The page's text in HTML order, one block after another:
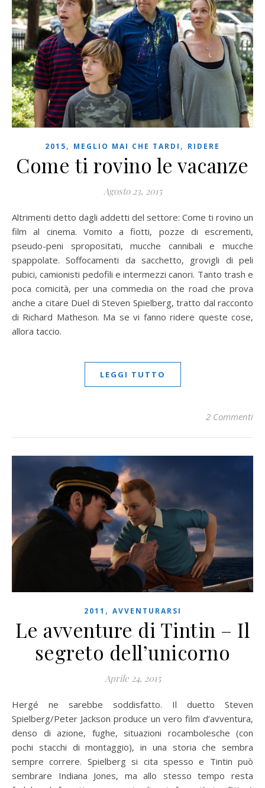
2015, MEGLIO MAI CHE TARDI , RIDERE
Come ti rovino le vacanze
Agosto 23, 2015
Altrimenti detto dagli addetti del settore: Come ti rovino un
film al cinema. Vomito a fiotti, pozze di escrementi,
pseudo-peni spropositati, mucche cannibali e mucche
spappolate. Soffocamenti da sacchetto, grovigli di peli
pubici, camionisti pedofili e intermezzi canori. Tanto trash e
poca comicità, per una commedia on the road che prova
anche a citare Duel di Steven Spielberg, tratto dal racconto
di Richard Matheson. Ma se vi fanno ridere queste cose,
allora taccio.
LEGGI TUTTO
2 Commenti
2011 , AVVENTURARSI
Le avventure di Tintin – Il
segreto dell’unicorno
Aprile 24, 2015
Hergé ne sarebbe soddisfatto. Il duetto Steven
Spielberg/Peter Jackson produce un vero film d’avventura,
denso di azione, fughe, situazioni rocambolesche (con
pochi stacchi di montaggio), in una storia che sembra
sempre correre. Spielberg si cita spesso e Tintin può
sembrare Indiana Jones, ma allo stesso tempo resta